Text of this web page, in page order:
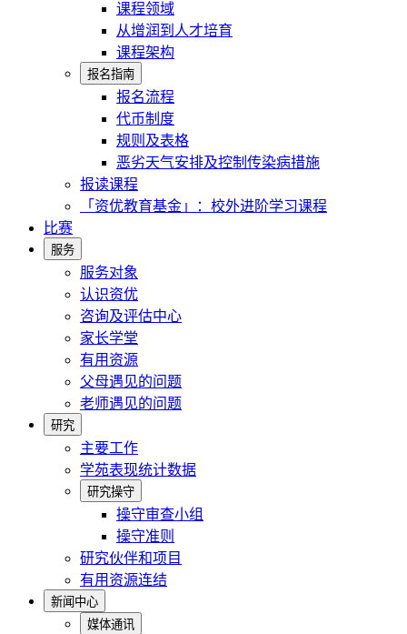
课程领域
从增润到人才培育
课程架构
报名指南
报名流程
代币制度
规则及表格
恶劣天气安排及控制传染病措施
报读课程
「资优教育基金」：校外进阶学习课程
比赛
服务
服务对象
认识资优
咨询及评估中心
家长学堂
有用资源
父母遇见的问题
老师遇见的问题
研究
主要工作
学苑表现统计数据
研究操守
操守审查小组
操守准则
研究伙伴和项目
有用资源连结
新闻中心
媒体通讯